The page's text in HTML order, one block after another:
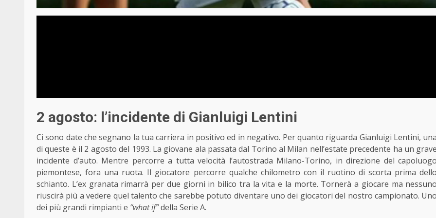
2 agosto: l’incidente di Gianluigi Lentini
Ci sono date che segnano la tua carriera in positivo ed in negativo. Per quanto riguarda Gianluigi Lentini, una
di queste è il 2 agosto del 1993. La giovane ala passata dal Torinoal Milan nell’estate precedente ha un grave
incidente d’auto. Mentre percorre a tutta velocità l’autostrada Milano-Torino, in direzione del capoluogo
piemontese, fora una ruota. Il giocatore percorre qualche chilometro con il ruotino di scorta prima dello
schianto. L’ex granata rimarrà per due giorni in bilico tra la vita e la morte. Tornerà a giocare ma nessuno
riuscirà più a vedere quel talento che sarebbe potuto diventare uno dei giocatori del nostro campionato. Uno
dei più grandi rimpianti e “what if”della Serie A.